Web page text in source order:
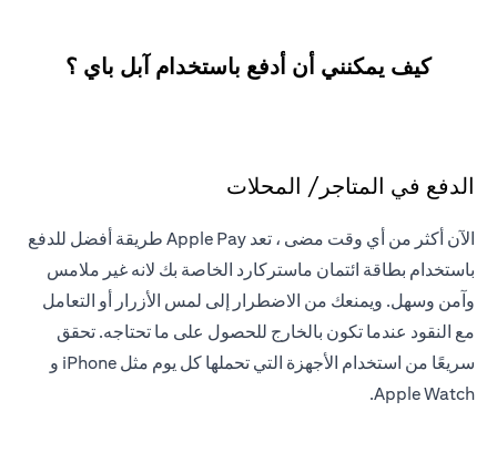
كيف يمكنني أن أدفع باستخدام آبل باي ؟
الدفع في المتاجر/ المحلات
الآن أكثر من أي وقت مضى ، تعد Apple Pay طريقة أفضل للدفع
باستخدام بطاقة ائتمان ماستركارد الخاصة بك لانه غير ملامس
وآمن وسهل. ويمنعك من الاضطرار إلى لمس الأزرار أو التعامل
مع النقود عندما تكون بالخارج للحصول على ما تحتاجه. تحقق
سريعًا من استخدام الأجهزة التي تحملها كل يوم مثل iPhone و
Apple Watch.